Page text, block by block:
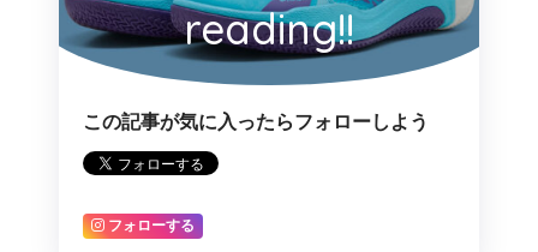
reading!!
この記事が気に入ったらフォローしよう
フォローする